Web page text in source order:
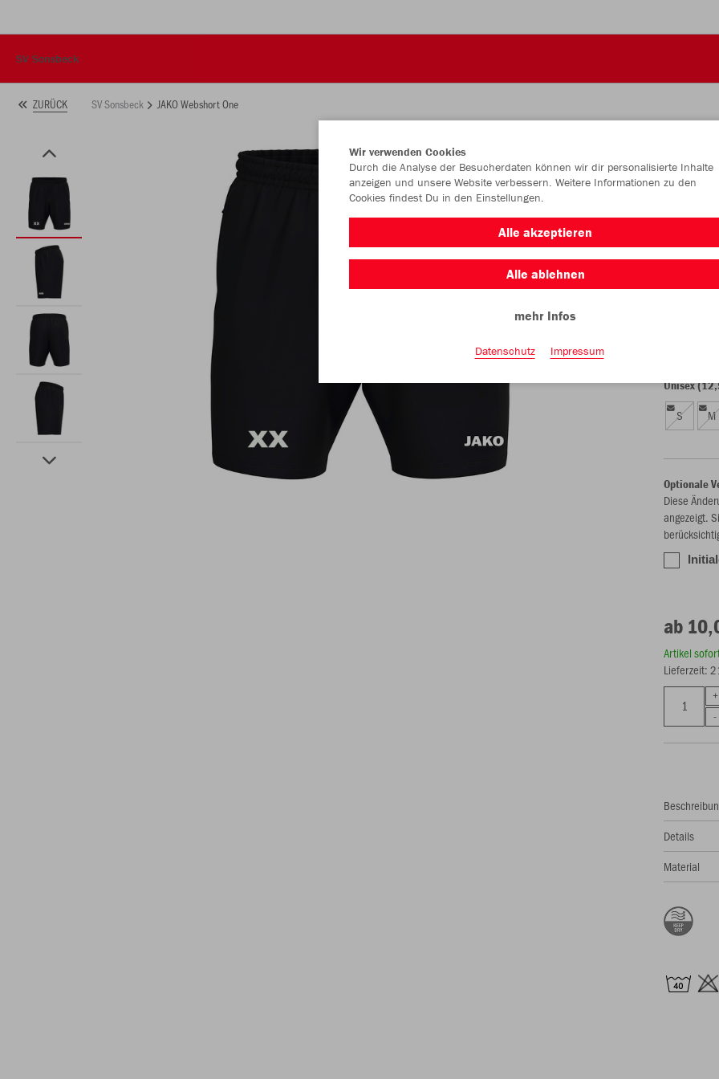
SV Sonsbeck
ZURÜCK SV Sonsbeck JAKO Webshort One
Unisex
S M
Optionale
Diese
angezeigt.
ab
Artikel
Lieferzeit:
Details
Material
Wir verwenden Cookies
Durch die Analyse der Besucherdaten können wir dir personalisierte Inhalte
anzeigen und unsere Website verbessern. Weitere Informationen zu den
Cookies findest Du in den Einstellungen.
Alle akzeptieren
Alle ablehnen
mehr Infos
Datenschutz Impressum